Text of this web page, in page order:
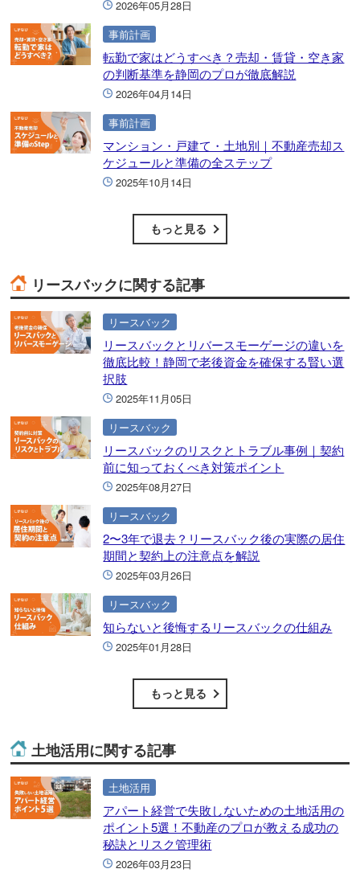
2026年05月28日
事前計画
転勤で家はどうすべき？売却・賃貸・空き家
の判断基準を静岡のプロが徹底解説
2026年04月14日
事前計画
マンション・戸建て・土地別｜不動産売却ス
ケジュールと準備の全ステップ
2025年10月14日
もっと見る
リースバックに関する記事
リースバック
リースバックとリバースモーゲージの違いを
徹底比較！静岡で老後資金を確保する賢い選
択肢
2025年11月05日
リースバック
リースバックのリスクとトラブル事例｜契約
前に知っておくべき対策ポイント
2025年08月27日
リースバック
2〜3年で退去？リースバック後の実際の居住
期間と契約上の注意点を解説
2025年03月26日
リースバック
知らないと後悔するリースバックの仕組み
2025年01月28日
もっと見る
土地活用に関する記事
土地活用
アパート経営で失敗しないための土地活用の
ポイント5選！不動産のプロが教える成功の
秘訣とリスク管理術
2026年03月23日